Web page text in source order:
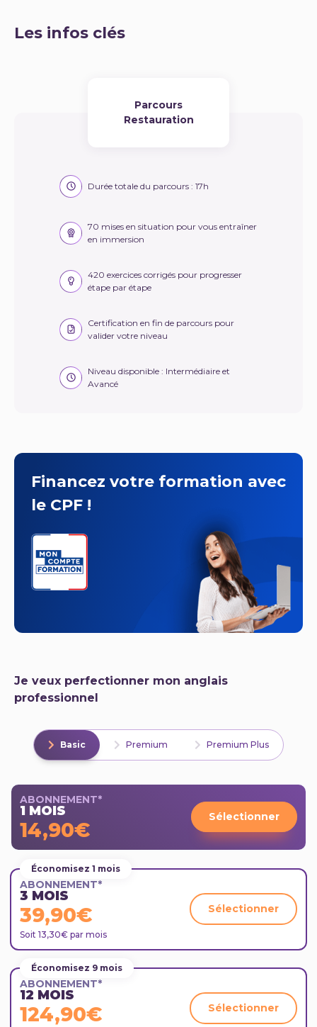
Les infos clés
Parcours
Restauration
Durée totale du parcours : 17h
70 mises en situation pour vous entraîner
en immersion
420 exercices corrigés pour progresser
étape par étape
Certification en fin de parcours pour
valider votre niveau
Niveau disponible : Intermédiaire et
Avancé
Financez votre formation avec
le CPF !
Je veux perfectionner mon anglais
professionnel
Basic Premium Premium Plus
ABONNEMENT*
1 MOIS
14,90€
Sélectionner
Économisez 1 mois
ABONNEMENT*
3 MOIS
39,90€
Soit 13,30€ par mois
Sélectionner
Économisez 9 mois
ABONNEMENT*
12 MOIS
124,90€ Sélectionner